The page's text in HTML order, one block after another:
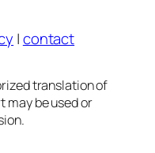
|contact
translation of
may be used or